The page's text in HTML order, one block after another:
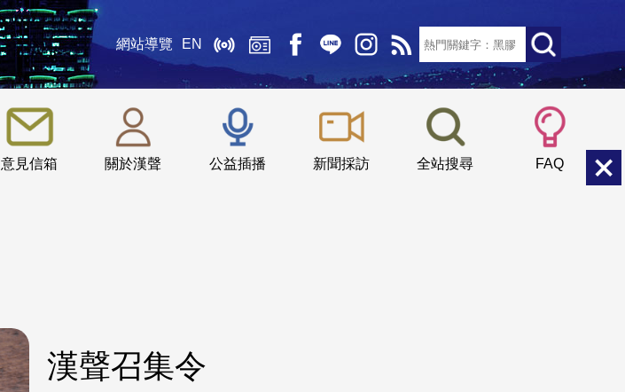
網站導覽 EN
意見信箱 關於漢聲 公益插播 新聞採訪 全站搜尋 FAQ
::: 小 中
漢聲召集令